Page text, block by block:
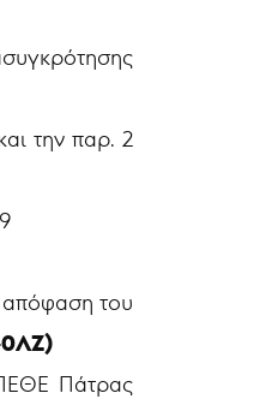
την παρ. 2
του
Πάτρας